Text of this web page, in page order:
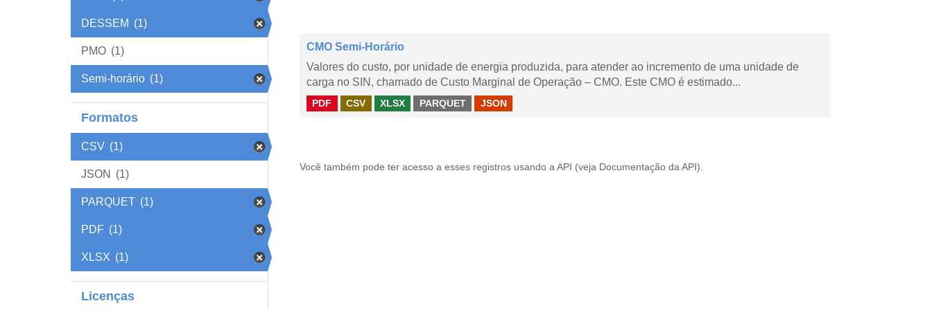
DESSEM (1)
PMO (1)
Semi-horário (1)
Formatos
CSV (1)
JSON (1)
PARQUET (1)
PDF (1)
XLSX (1)
Licenças
CMO Semi-Horário
Valores do custo, por unidade de energia produzida, para atender ao incremento de uma unidade de
carga no SIN, chamado de Custo Marginal de Operação – CMO. Este CMO é estimado...
PDF CSV XLSX PARQUET JSON
Você também pode ter acesso a esses registros usando a API (veja Documentação da API ).